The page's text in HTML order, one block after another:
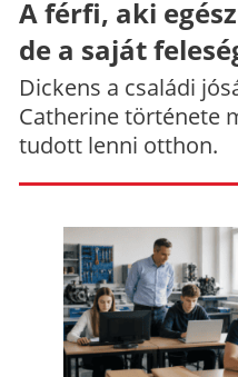
A férfi, aki
de a saját
Dickens a családi
Catherine története
tudott lenni otthon.